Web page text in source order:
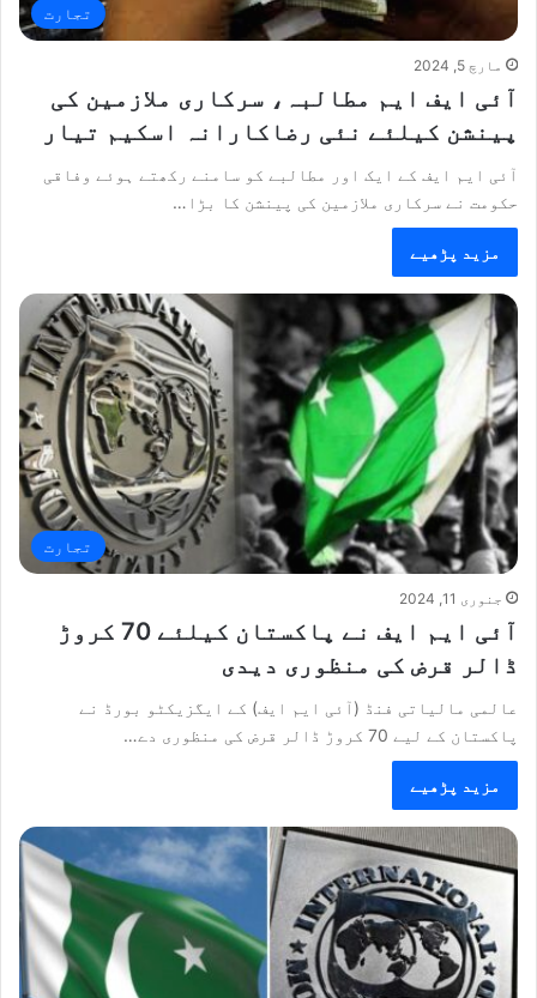
تجارت
مارچ 5, 2024
آئی ایف ایم مطالبہ، سرکاری ملازمین کی
پینشن کیلئے نئی رضاکارانہ اسکیم تیار
آئی ایم ایف کے ایک اور مطالبے کو سامنے رکھتے ہوئے وفاقی
حکومت نے سرکاری ملازمین کی پینشن کا بڑا…
مزید پڑھیے
تجارت
جنوری 11, 2024
آئی ایم ایف نے پاکستان کیلئے 70 کروڑ
ڈالر قرض کی منظوری دیدی
عالمی مالیاتی فنڈ (آئی ایم ایف) کے ایگزیکٹو بورڈ نے
پاکستان کے لیے 70 کروڑ ڈالر قرض کی منظوری دے…
مزید پڑھیے